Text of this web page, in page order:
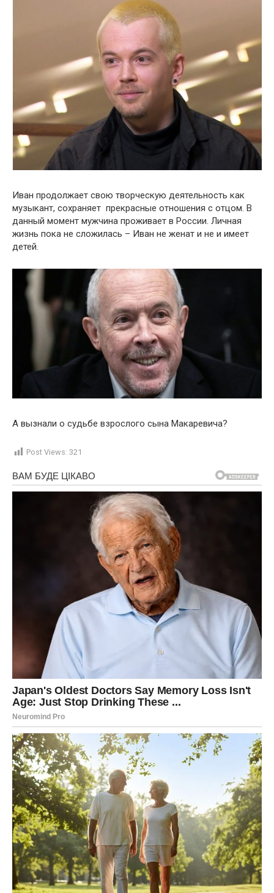
Иван продолжает свою творческую деятельность как
музыкант, сохраняет прекрасные отношения с отцом. В
данный момент мужчина проживает в России. Личная
жизнь пока не сложилась – Иван не женат и не и имеет
детей.
А вызнали о судьбе взрослого сына Макаревича?
Post Views: 321